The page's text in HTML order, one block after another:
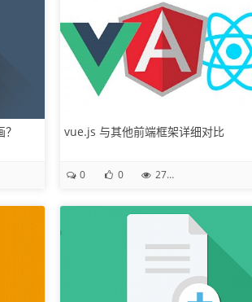
vue.js 与其他前端框架详细对比
0 0 27.7K